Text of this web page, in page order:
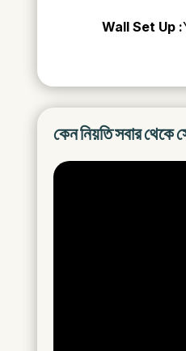
Wall Set Up :
কেন নিয়তি সবার থেকে